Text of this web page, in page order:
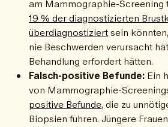
am Mammographie-Screening
19 % der diagnostizierten
überdiagnostiziertsein
nie Beschwerden verursacht
Behandlung erfordert hätten.
Falsch-positive Befunde: Ein
von Mammographie-
positive Befunde, die zu
Biopsien führen. Jüngere